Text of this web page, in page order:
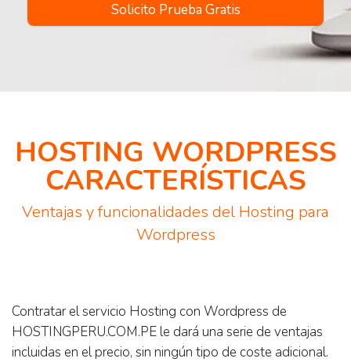
Solicito Prueba Gratis
HOSTING WORDPRESS
CARACTERÍSTICAS
Ventajas y funcionalidades del Hosting para
Wordpress
Contratar el servicio Hosting con Wordpress de
HOSTINGPERU.COM.PE le dará una serie de ventajas
incluidas en el precio, sin ningún tipo de coste adicional.